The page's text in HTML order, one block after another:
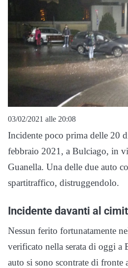
03/02/2021 alle 20:08
Incidente poco prima delle 20
febbraio 2021, a Bulciago, in
Guanella. Una delle due auto
spartitraffico, distruggendolo.
Incidente davanti al
Nessun ferito fortunatamente
verificato nella serata di oggi a
auto si sono scontrate di fronte